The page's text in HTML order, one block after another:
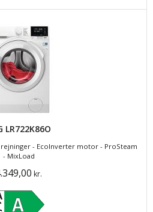
LR722K86O
- EcoInverter motor - ProSteam
- MixLoad
kr.